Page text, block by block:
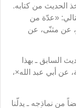
الحديث من كتابه.
«عدّة من
عن مثنّى، عن
السابق ـ بهذا
عن أبي عبد الله×،
من نماذجه ـ يدلّنا